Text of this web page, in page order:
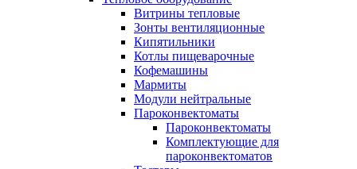
Витрины тепловые
Зонты вентиляционные
Кипятильники
Котлы пищеварочные
Кофемашины
Мармиты
Модули нейтральные
Пароконвектоматы
Пароконвектоматы
Комплектующие для
пароконвектоматов